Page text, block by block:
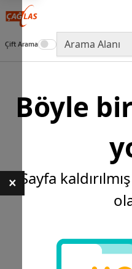
Çift Arama
Böyle
Sayfa
×